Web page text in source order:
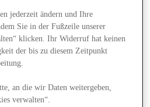
jederzeit ändern und Ihre
Sie in der Fußzeile unserer
klicken. Ihr Widerruf hat keinen
der bis zu diesem Zeitpunkt
an die wir Daten weitergeben,
verwalten“.